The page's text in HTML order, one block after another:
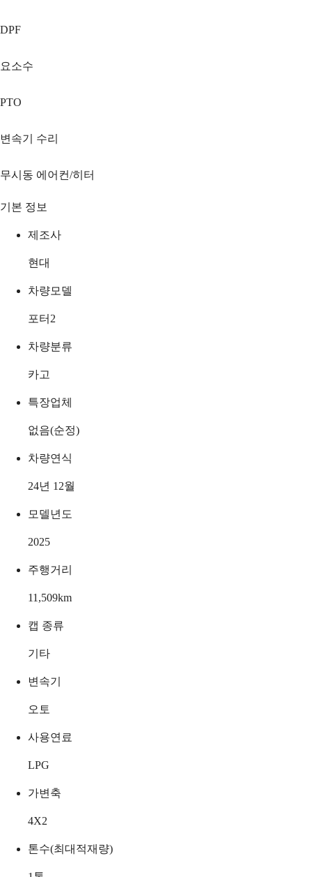
DPF
요소수
PTO
변속기 수리
무시동 에어컨/히터
기본 정보
제조사
현대
차량모델
포터2
차량분류
카고
특장업체
없음(순정)
차량연식
24년 12월
모델년도
2025
주행거리
11,509km
캡 종류
기타
변속기
오토
사용연료
LPG
가변축
4X2
톤수(최대적재량)